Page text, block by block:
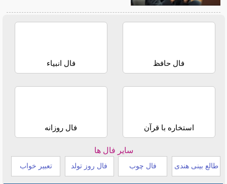
فال حافظ فال انبیاء
استخاره با قرآن فال روزانه
سایر فال ها
طالع بینی هندی فال چوب فال روز تولد تعبیر خواب